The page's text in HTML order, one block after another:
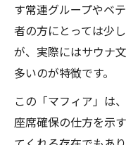
す常連グループやベ
者の方にとっては少
が、実際にはサウナ
多いのが特徴です。
この「マフィア」は
座席確保の仕方を示